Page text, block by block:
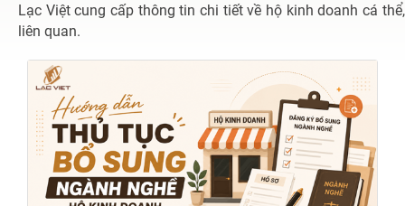
Lạc Việt cung cấp thông tin chi tiết về hộ kinh doanh cá
liên quan.